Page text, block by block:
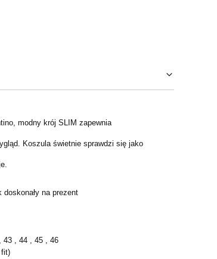
, modny krój SLIM zapewnia
Koszula świetnie sprawdzi się jako
na prezent
43 , 44 , 45 , 46
fit)